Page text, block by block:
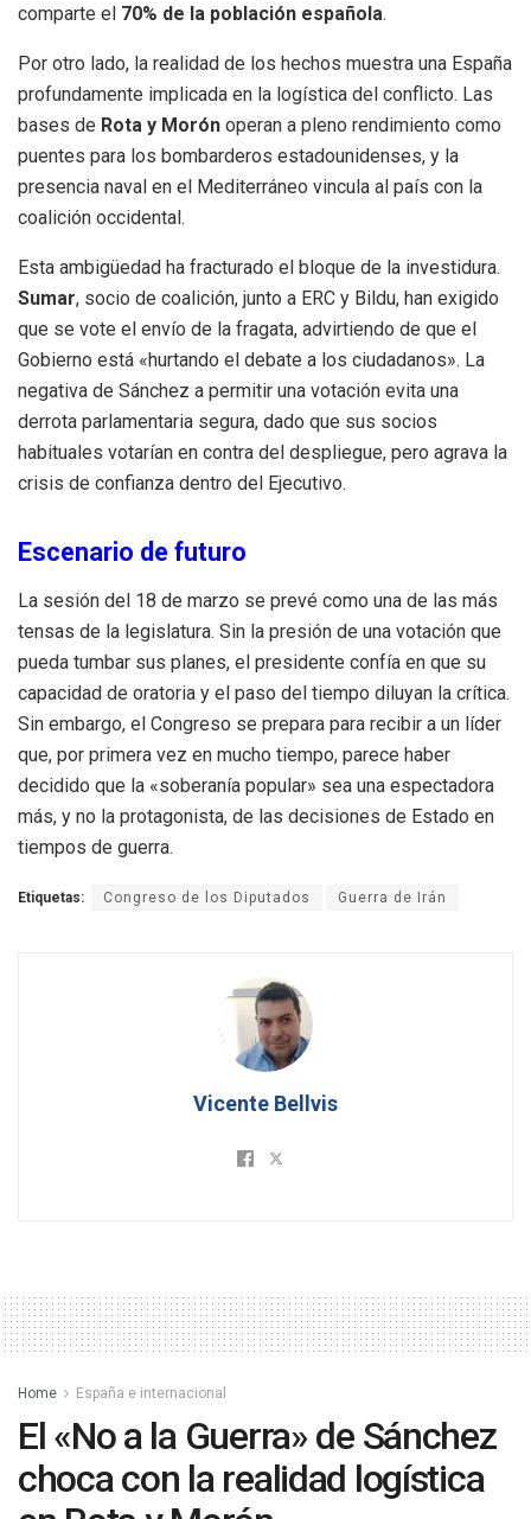
comparte el 70% de la población española.
Por otro lado, la realidad de los hechos muestra una España
profundamente implicada en la logística del conflicto. Las
bases de Rota y Morón operan a pleno rendimiento como
puentes para los bombarderos estadounidenses, y la
presencia naval en el Mediterráneo vincula al país con la
coalición occidental.
Esta ambigüedad ha fracturado el bloque de la investidura.
Sumar, socio de coalición, junto a ERC y Bildu, han exigido
que se vote el envío de la fragata, advirtiendo de que el
Gobierno está «hurtando el debate a los ciudadanos». La
negativa de Sánchez a permitir una votación evita una
derrota parlamentaria segura, dado que sus socios
habituales votarían en contra del despliegue, pero agrava la
crisis de confianza dentro del Ejecutivo.
Escenario de futuro
La sesión del 18 de marzo se prevé como una de las más
tensas de la legislatura. Sin la presión de una votación que
pueda tumbar sus planes, el presidente confía en que su
capacidad de oratoria y el paso del tiempo diluyan la crítica.
Sin embargo, el Congreso se prepara para recibir a un líder
que, por primera vez en mucho tiempo, parece haber
decidido que la «soberanía popular» sea una espectadora
más, y no la protagonista, de las decisiones de Estado en
tiempos de guerra.
Etiquetas: Congreso de los Diputados Guerra de Irán
Vicente Bellvis
Home España e internacional
El «No a la Guerra» de Sánchez
choca con la realidad logística